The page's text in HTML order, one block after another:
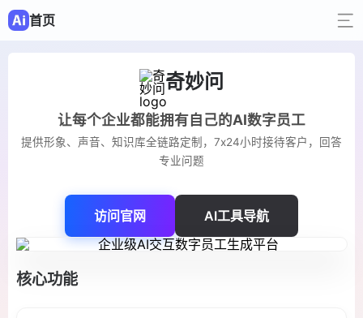
首页
奇妙问
让每个企业都能拥有自己的AI数字员工
提供形象、声音、知识库全链路定制，7x24小时接待客户，回答
专业问题
访问官网 AI工具导航
核心功能